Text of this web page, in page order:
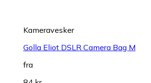
Kameravesker
Golla Eliot DSLR Camera Bag M
fra